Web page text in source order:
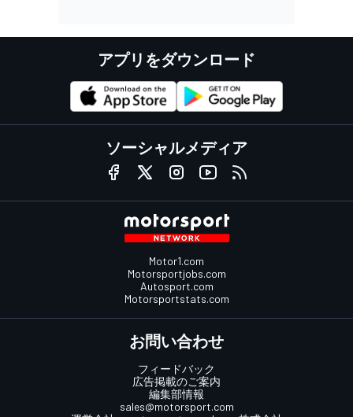
アプリをダウンロード
ソーシャルメディア
Motor1.com
Motorsportjobs.com
Autosport.com
Motorsportstats.com
お問い合わせ
フィードバック
広告掲載のご案内
編集部情報
sales@motorsport.com